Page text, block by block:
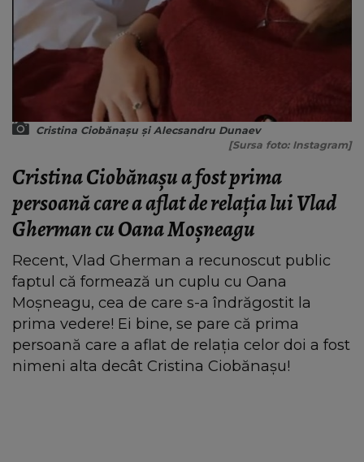
Cristina Ciobănașu și Alecsandru Dunaev
[Sursa foto: Instagram]
Cristina Ciobănașu a fost prima
persoană care a aflat de relația lui Vlad
Gherman cu Oana Moșneagu
Recent, Vlad Gherman a recunoscut public
faptul că formează un cuplu cu Oana
Moșneagu, cea de care s-a îndrăgostit la
prima vedere! Ei bine, se pare că prima
persoană care a aflat de relația celor doi a fost
nimeni alta decât Cristina Ciobănașu!